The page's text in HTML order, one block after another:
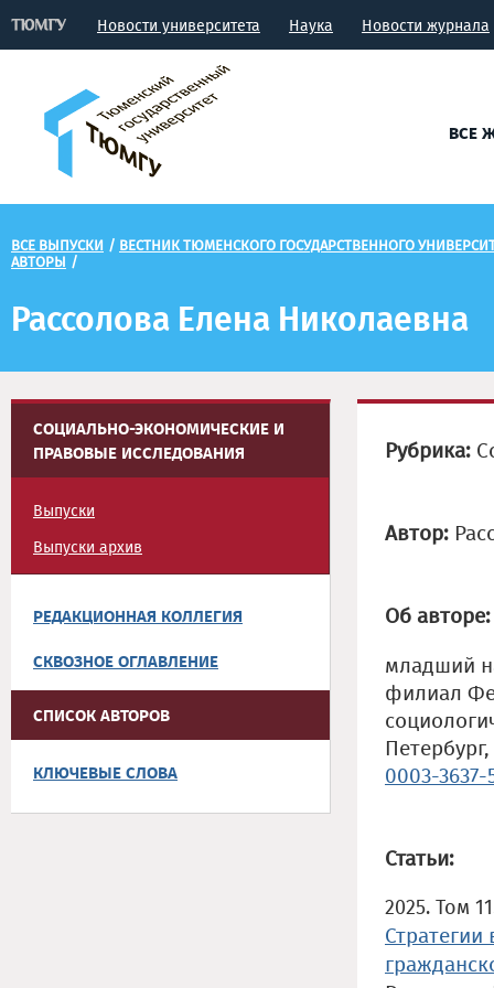
Новости университета Наука Новости журнала
ВСЕ
ВСЕ ВЫПУСКИ / ВЕСТНИК ТЮМЕНСКОГО ГОСУДАРСТВЕННОГО
АВТОРЫ /
Рассолова Елена Николаевна
СОЦИАЛЬНО-ЭКОНОМИЧЕСКИЕ И
ПРАВОВЫЕ ИССЛЕДОВАНИЯ
Выпуски
Выпуски архив
РЕДАКЦИОННАЯ КОЛЛЕГИЯ
СКВОЗНОЕ ОГЛАВЛЕНИЕ
СПИСОК АВТОРОВ
КЛЮЧЕВЫЕ СЛОВА
Рубрика:
Автор:
Об авторе:
младший
филиал
0003-3637-
Статьи:
2025. Том